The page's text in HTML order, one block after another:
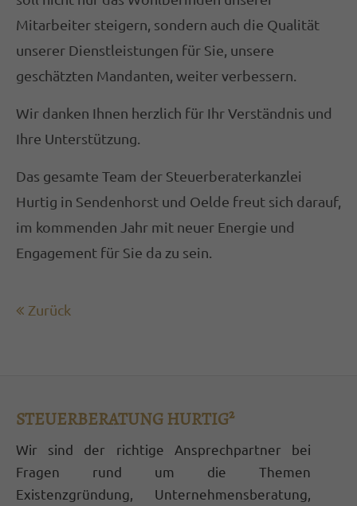
Termine außerhalb der Bürozeiten nach
Vereinbarung
Bahnhofstraße 29
59302 Oelde
02522 8324-0
info@stb-hurtig.de
ABOUT US
nec.
Mitarbeiter steigern, sondern auch die Qualität
unserer Dienstleistungen für Sie, unsere
geschätzten Mandanten, weiter verbessern.
Wir danken Ihnen herzlich für Ihr Verständnis und
Ihre Unterstützung.
Das gesamte Team der Steuerberaterkanzlei
Hurtig in Sendenhorst und Oelde freut sich darauf,
im kommenden Jahr mit neuer Energie und
Engagement für Sie da zu sein.
Zurück
STEUERBERATUNG HURTIG²
Wir sind der richtige Ansprechpartner bei
Fragen rund um die Themen
Existenzgründung, Unternehmensberatung,